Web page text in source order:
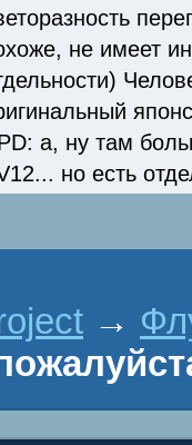
не имеет
а, ну там
но есть
→